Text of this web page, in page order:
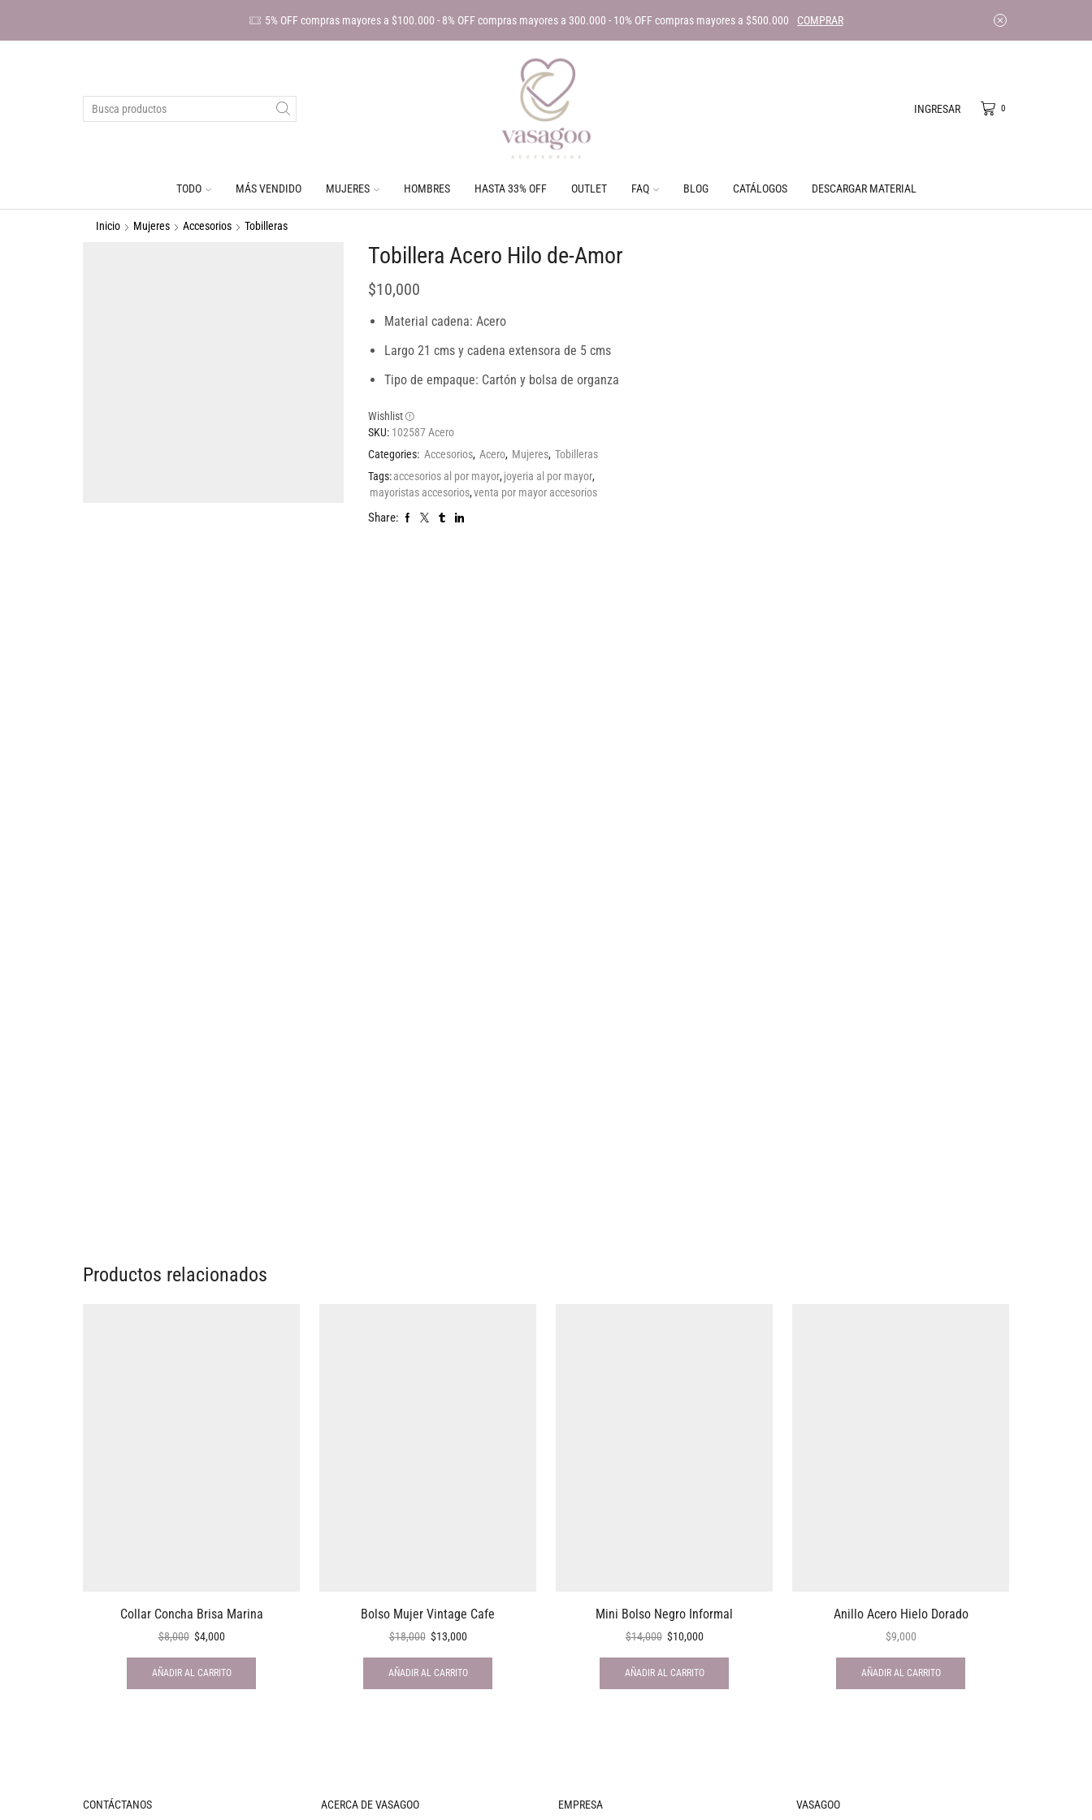
5% OFF compras mayores a $100.000 - 8% OFF compras mayores a 300.000 - 10% OFF compras mayores a $500.000 COMPRAR
INGRESAR 0
TODO MÁS VENDIDO MUJERES HOMBRES HASTA 33% OFF OUTLET FAQ BLOG CATÁLOGOS DESCARGAR MATERIAL
Inicio Mujeres Accesorios Tobilleras
Tobillera Acero Hilo de-Amor
$10,000
Material cadena: Acero
Largo 21 cms y cadena extensora de 5 cms
Tipo de empaque: Cartón y bolsa de organza
Wishlist
SKU: 102587 Acero
Categories: Accesorios, Acero, Mujeres, Tobilleras
Tags:accesorios al por mayor,joyeria al por mayor,
mayoristas accesorios,venta por mayor accesorios
Share:
Productos relacionados
Collar Concha Brisa Marina
$8,000 $4,000
AÑADIR AL CARRITO
Bolso Mujer Vintage Cafe
$18,000 $13,000
AÑADIR AL CARRITO
Mini Bolso Negro Informal
$14,000 $10,000
AÑADIR AL CARRITO
Anillo Acero Hielo Dorado
$9,000
AÑADIR AL CARRITO
CONTÁCTANOS ACERCA DE VASAGOO EMPRESA VASAGOO